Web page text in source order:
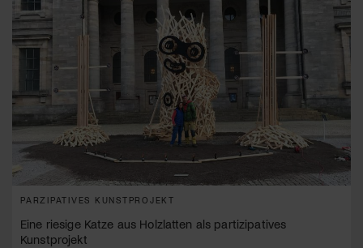
PARZIPATIVES KUNSTPROJEKT
Eine riesige Katze aus Holzlatten als partizipatives
Kunstprojekt